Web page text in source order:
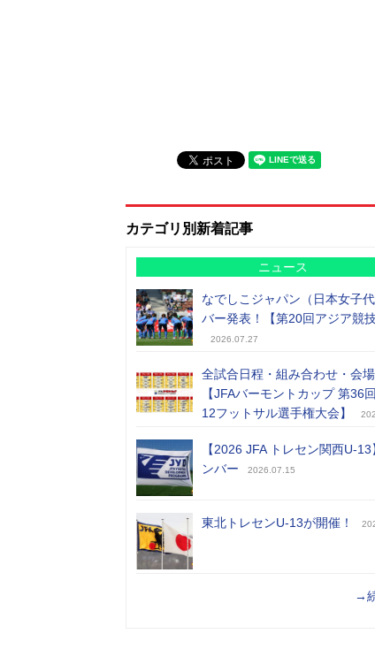
カテゴリ別新着記事
ニュース
なでしこジャパン（日本女子
バー発表！【第20回アジア競技
2026.07.27
全試合日程・組み合わせ・会
【JFAバーモントカップ 第36
12フットサル選手権大会】
【2026 JFA トレセン関西U-13
ンバー
2026.07.15
東北トレセンU-13が開催！
→